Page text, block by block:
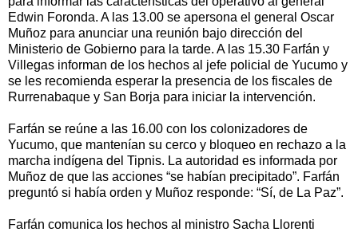
Edwin Foronda. A las 13.00 se apersona el general Oscar
Muñoz para anunciar una reunión bajo dirección del
Ministerio de Gobierno para la tarde. A las 15.30 Farfán y
Villegas informan de los hechos al jefe policial de Yucumo y
se les recomienda esperar la presencia de los fiscales de
Rurrenabaque y San Borja para iniciar la intervención.
Farfán se reúne a las 16.00 con los colonizadores de
Yucumo, que mantenían su cerco y bloqueo en rechazo a la
marcha indígena del Tipnis. La autoridad es informada por
Muñoz de que las acciones “se habían precipitado”. Farfán
preguntó si había orden y Muñoz responde: “Sí, de La Paz”.
Farfán comunica los hechos al ministro Sacha Llorenti